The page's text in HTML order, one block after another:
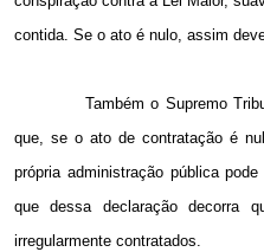
contida. Se o ato é nulo, assim
Também o Supremo
que, se o ato de contratação é
própria administração pública
que dessa declaração decorra
irregularmente contratados.